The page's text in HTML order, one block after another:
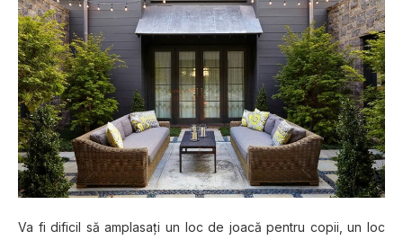
Va fi dificil să amplasaţi un loc de joacă pentru copii, un loc